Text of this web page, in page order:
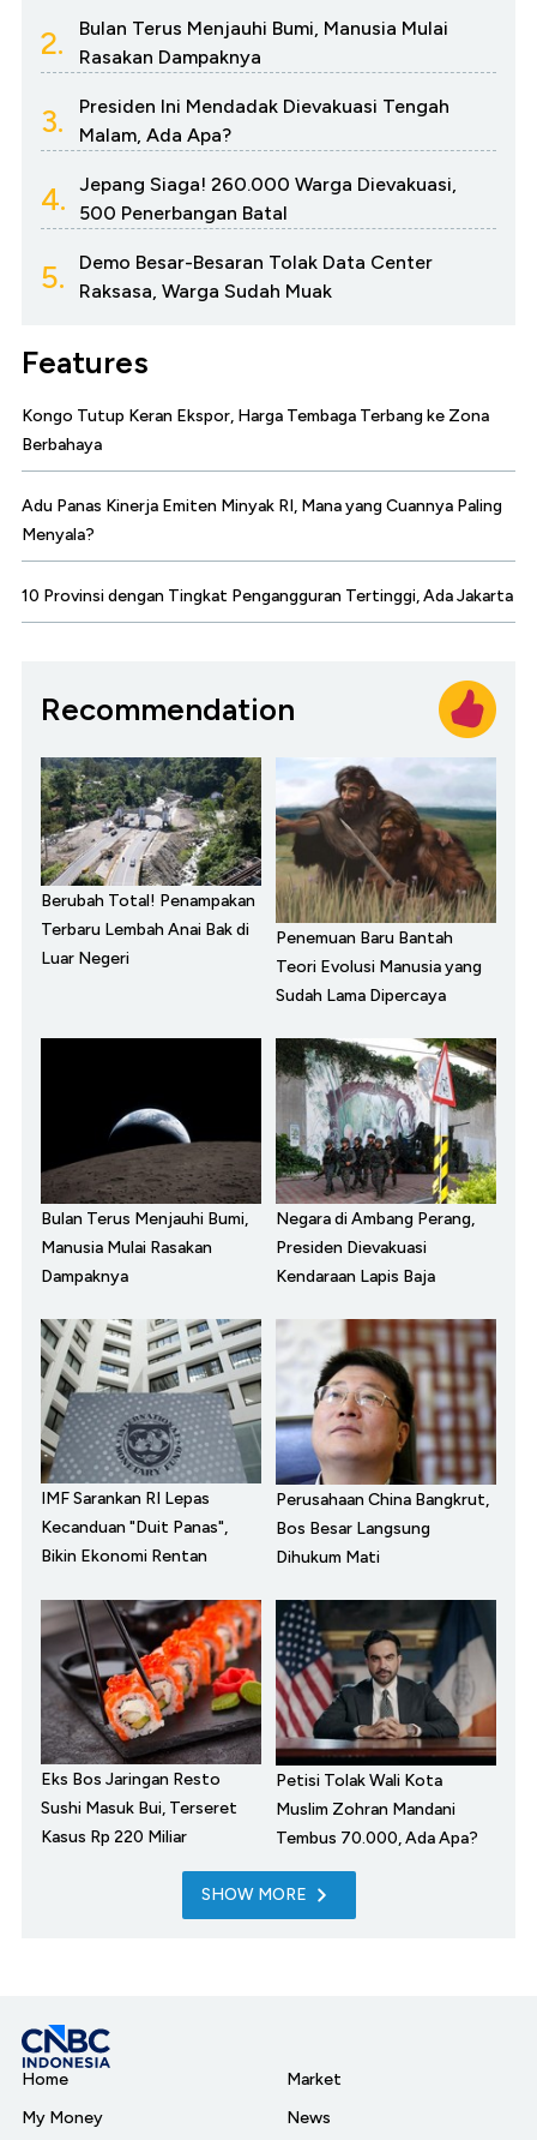
2.
Bulan Terus Menjauhi Bumi, Manusia Mulai
Rasakan Dampaknya
3.
Presiden Ini Mendadak Dievakuasi Tengah
Malam, Ada Apa?
4.
Jepang Siaga! 260.000 Warga Dievakuasi,
500 Penerbangan Batal
5.
Demo Besar-Besaran Tolak Data Center
Raksasa, Warga Sudah Muak
Features
Kongo Tutup Keran Ekspor, Harga Tembaga Terbang ke Zona
Berbahaya
Adu Panas Kinerja Emiten Minyak RI, Mana yang Cuannya Paling
Menyala?
10 Provinsi dengan Tingkat Pengangguran Tertinggi, Ada Jakarta
Recommendation
Berubah Total! Penampakan
Terbaru Lembah Anai Bak di
Luar Negeri
Penemuan Baru Bantah
Teori Evolusi Manusia yang
Sudah Lama Dipercaya
Bulan Terus Menjauhi Bumi,
Manusia Mulai Rasakan
Dampaknya
Negara di Ambang Perang,
Presiden Dievakuasi
Kendaraan Lapis Baja
IMF Sarankan RI Lepas
Kecanduan "Duit Panas",
Bikin Ekonomi Rentan
Perusahaan China Bangkrut,
Bos Besar Langsung
Dihukum Mati
Eks Bos Jaringan Resto
Sushi Masuk Bui, Terseret
Kasus Rp 220 Miliar
Petisi Tolak Wali Kota
Muslim Zohran Mandani
Tembus 70.000, Ada Apa?
SHOW MORE
Home
My Money
Market
News